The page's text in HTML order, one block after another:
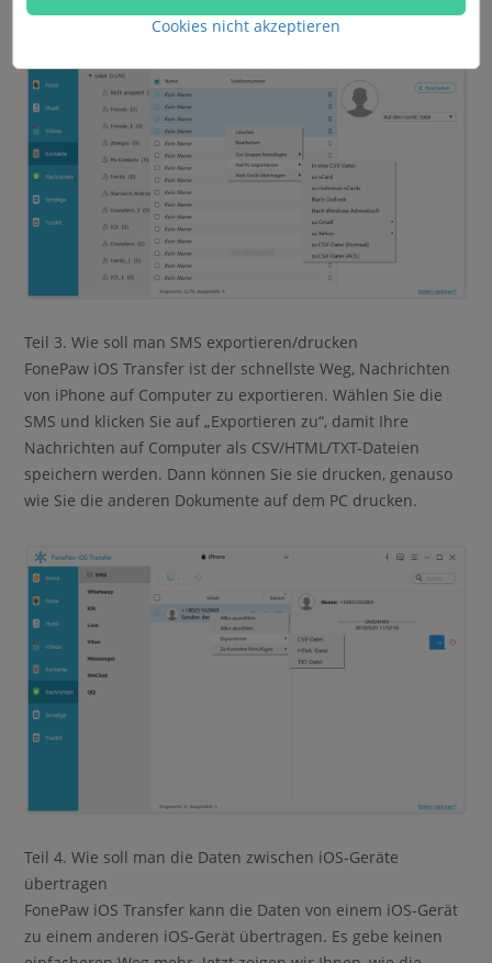
Teil 3. Wie soll man SMS exportieren/drucken
FonePaw iOS Transfer ist der schnellste Weg, Nachrichten
von iPhone auf Computer zu exportieren. Wählen Sie die
SMS und klicken Sie auf „Exportieren zu“, damit Ihre
Nachrichten auf Computer als CSV/HTML/TXT-Dateien
speichern werden. Dann können Sie sie drucken, genauso
wie Sie die anderen Dokumente auf dem PC drucken.
Teil 4. Wie soll man die Daten zwischen iOS-Geräte
übertragen
FonePaw iOS Transfer kann die Daten von einem iOS-Gerät
zu einem anderen iOS-Gerät übertragen. Es gebe keinen
Cookies nicht akzeptieren